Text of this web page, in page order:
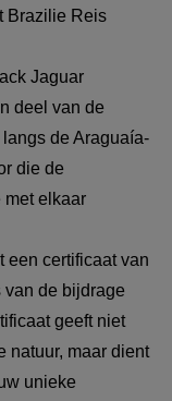
Brazilie Reis
Jaguar
deel van de
de Araguaía-
die de
met elkaar
een certificaat van
de bijdrage
geeft niet
natuur, maar dient
unieke